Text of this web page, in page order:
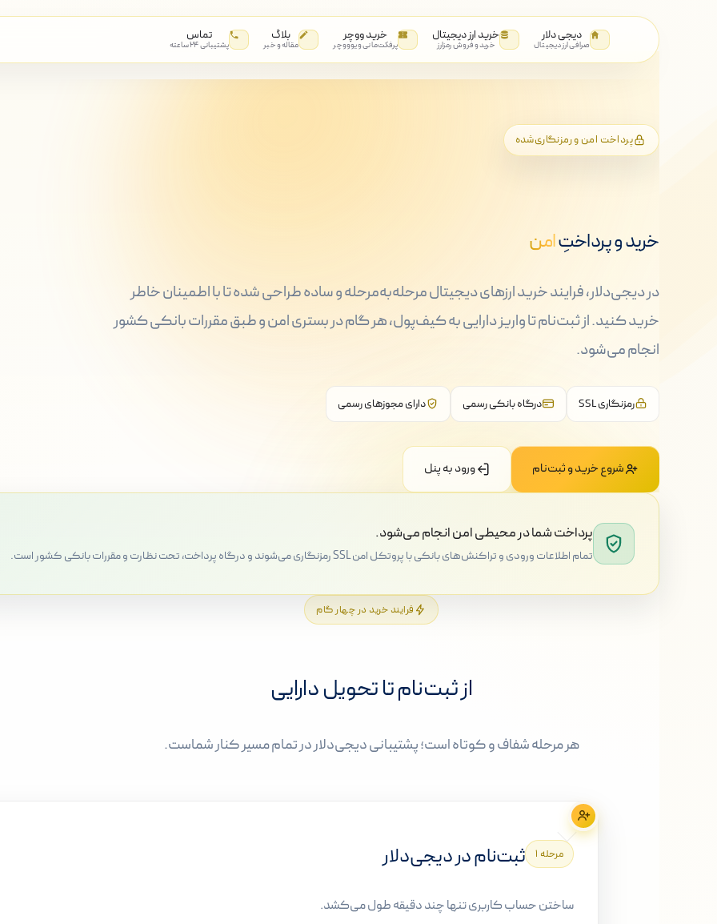
دیجی دلار
صرافی ارز دیجیتال
خرید ارز دیجیتال
خرید و فروش رمزارز
خرید ووچر
پرفکت‌مانی و یوووچر
بلاگ
مقاله و خبر
تماس
پشتیبانی ۲۴ ساعته
پرداخت امن و رمزنگاری‌شده
خرید و پرداختِامن
در دیجی‌دلار، فرایند خرید ارزهای دیجیتال مرحله‌به‌مرحله و ساده طراحی شده تا با اطمینان خاطر
خرید کنید. از ثبت‌نام تا واریز دارایی به کیف‌پول، هر گام در بستری امن و طبق مقررات بانکی کشور
انجام می‌شود.
رمزنگاری SSL درگاه بانکی رسمی دارای مجوزهای رسمی
شروع خرید و ثبت‌نام ورود به پنل
پرداخت شما در محیطی امن انجام می‌شود.
تمام اطلاعات ورودی و تراکنش‌های بانکی با پروتکل امن SSL رمزنگاری می‌شوند و درگاه پرداخت، تحت نظارت و مقررات بانکی کشور است.
فرایند خرید در چهار گام
از ثبت‌نام تا تحویل دارایی
هر مرحله شفاف و کوتاه است؛ پشتیبانی دیجی‌دلار در تمام مسیر کنار شماست.
مرحله ۱ ثبت‌نام در دیجی‌دلار
ساختن حساب کاربری تنها چند دقیقه طول می‌کشد.